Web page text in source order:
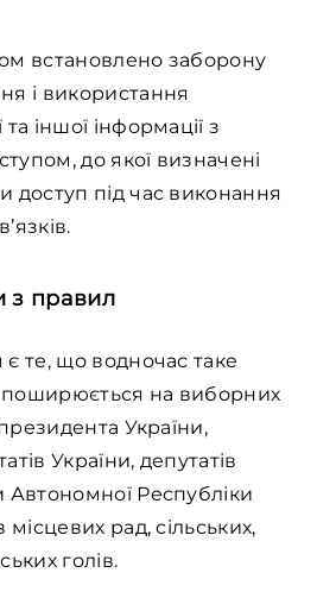
встановлено заборону
і використання
іншої інформації з
до якої визначені
доступ під час виконання
з правил
те, що водночас таке
на виборних
України,
України, депутатів
Автономної Республіки
місцевих рад, сільських,
голів.